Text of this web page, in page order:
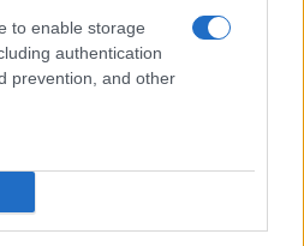
to enable storage
authentication
prevention, and other
per questo motivo
morale di
responsabilità storica
all’insegna di
talvolta derivanti da